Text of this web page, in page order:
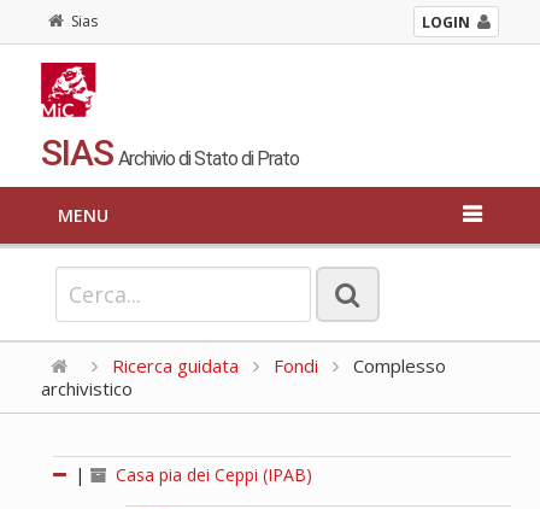
Sias LOGIN
SIAS Archivio di Stato di Prato
MENU
Ricerca guidata Fondi
Complesso
archivistico
| Casa pia dei Ceppi (IPAB)